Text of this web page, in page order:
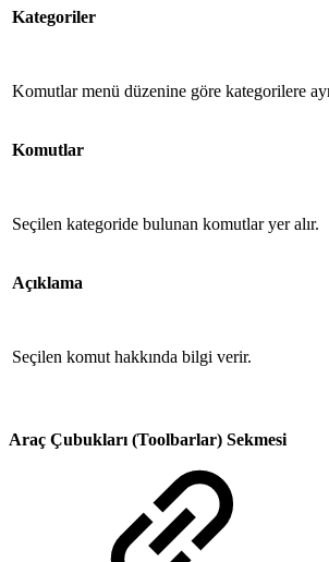
Kategoriler
Komutlar menü düzenine göre kategorilere
Komutlar
Seçilen kategoride bulunan komutlar yer alır.
Açıklama
Seçilen komut hakkında bilgi verir.
Araç Çubukları (Toolbarlar) Sekmesi